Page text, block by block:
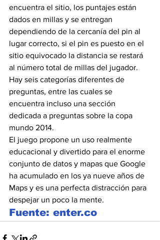
encuentra el sitio, los puntajes están
dados en millas y se entregan
dependiendo de la cercanía del pin al
lugar correcto, si el pin es puesto en el
sitio equivocado la distancia se restará
al número total de millas del jugador.
Hay seis categorías diferentes de
preguntas, entre las cuales se
encuentra incluso una sección
dedicada a preguntas sobre la copa
mundo 2014.
El juego propone un uso realmente
educacional y divertido para el enorme
conjunto de datos y mapas que Google
ha acumulado en los ya nueve años de
Maps y es una perfecta distracción para
despejar un poco la mente.
Fuente: enter.co